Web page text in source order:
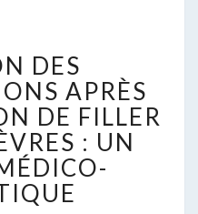
DANS
DES
APRÈS
DE FILLER
: UN